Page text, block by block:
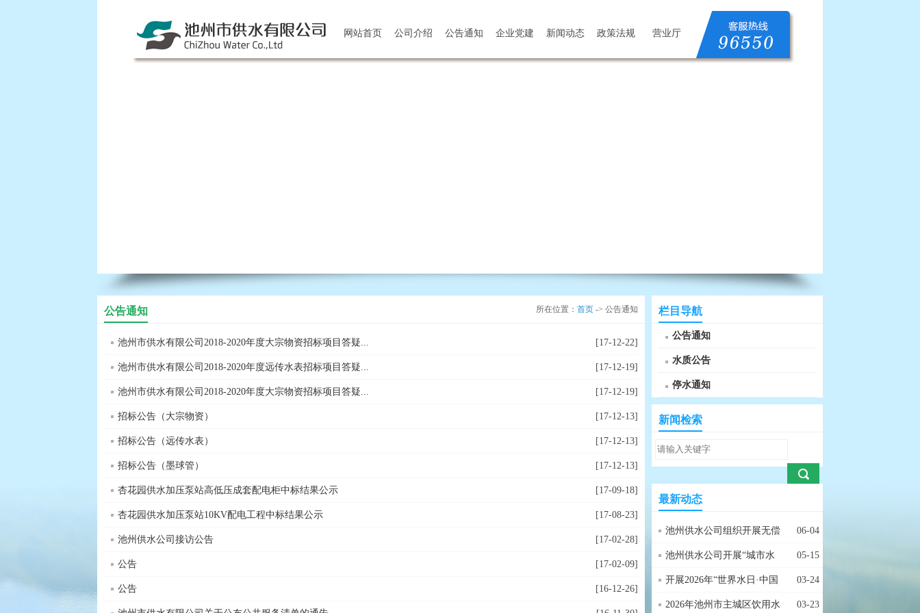
网站首页 公司介绍 公告通知 企业党建 新闻动态 政策法规 营业厅
公告通知 所在位置： 首页 -> 公告通知
池州市供水有限公司2018-2020年度大宗物资招标项目答疑... [17-12-22]
池州市供水有限公司2018-2020年度远传水表招标项目答疑... [17-12-19]
池州市供水有限公司2018-2020年度大宗物资招标项目答疑... [17-12-19]
招标公告（大宗物资） [17-12-13]
招标公告（远传水表） [17-12-13]
招标公告（墨球管） [17-12-13]
杏花园供水加压泵站高低压成套配电柜中标结果公示 [17-09-18]
杏花园供水加压泵站10KV配电工程中标结果公示 [17-08-23]
池州供水公司接访公告 [17-02-28]
公告 [17-02-09]
公告 [16-12-26]
栏目导航
公告通知
水质公告
停水通知
新闻检索
最新动态
池州供水公司组织开展无偿
献血公益活动
06-04
池州供水公司开展“城市水
管家，暖心千万家”主题宣
传活动
05-15
开展2026年“世界水日·中国
水周”主题宣传活动
03-24
2026年池州市主城区饮用水 03-23